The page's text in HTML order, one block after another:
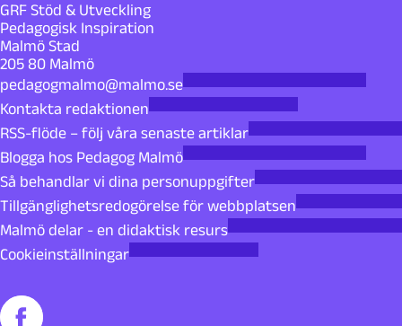
GRF Stöd & Utveckling
Pedagogisk Inspiration
Malmö Stad
205 80 Malmö
pedagogmalmo@malmo.se
Kontakta redaktionen
RSS-flöde – följ våra senaste artiklar
Blogga hos Pedagog Malmö
Så behandlar vi dina personuppgifter
Tillgänglighetsredogörelse för webbplatsen
Malmö delar - en didaktisk resurs
Cookieinställningar